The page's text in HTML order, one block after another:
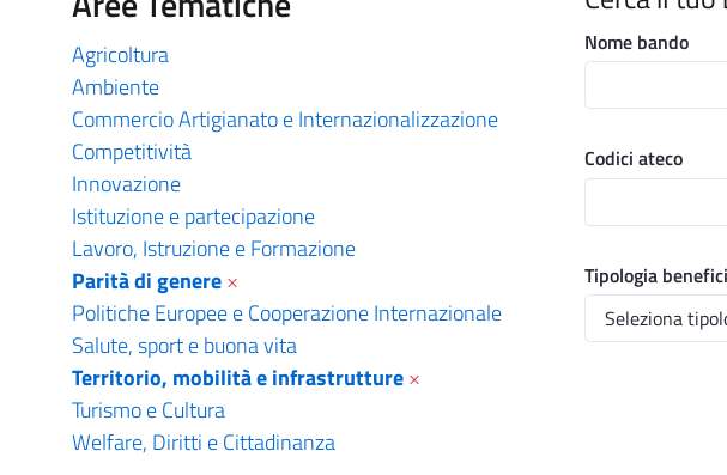
Agricoltura
Ambiente
Commercio Artigianato e Internazionalizzazione
Competitività
Innovazione
Istituzione e partecipazione
Lavoro, Istruzione e Formazione
Parità di genere×
Politiche Europee e Cooperazione Internazionale
Salute, sport e buona vita
Territorio, mobilità e infrastrutture×
Turismo e Cultura
Welfare, Diritti e Cittadinanza
Nome bando
Codici ateco
Tipologia